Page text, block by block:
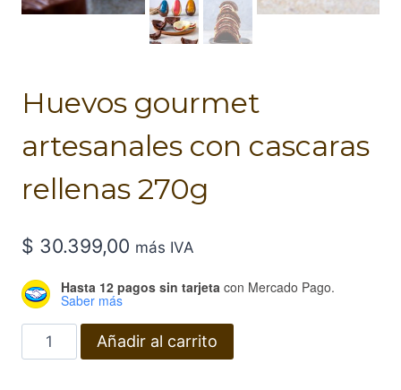
Huevos gourmet
artesanales con cascaras
rellenas 270g
$ 30.399,00 más IVA
Hasta 12 pagos sin tarjeta con Mercado Pago.
Saber más
Huevos
gourmet
Añadir al carrito